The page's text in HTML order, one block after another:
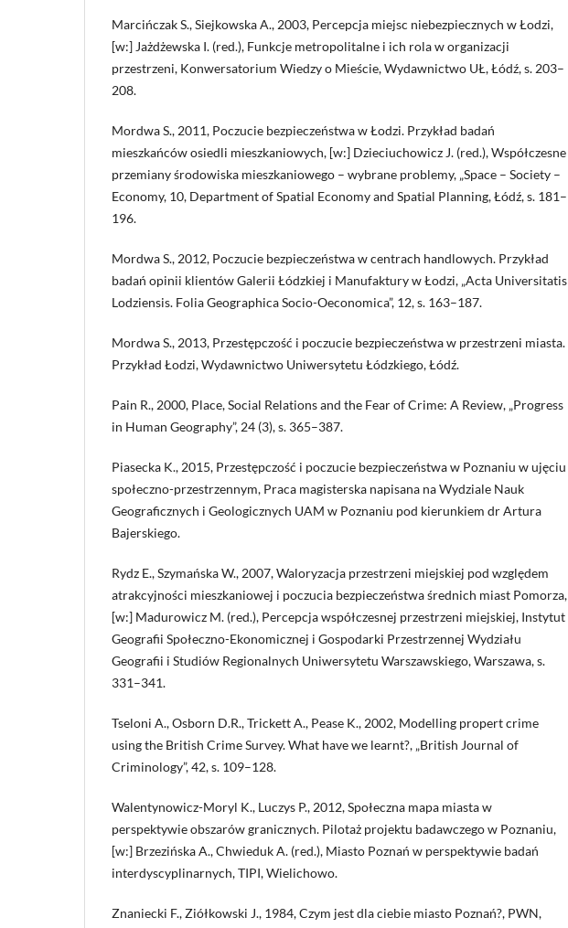
Marcińczak S., Siejkowska A., 2003, Percepcja miejsc niebezpiecznych w Łodzi,
[w:] Jażdżewska I. (red.), Funkcje metropolitalne i ich rola w organizacji
przestrzeni, Konwersatorium Wiedzy o Mieście, Wydawnictwo UŁ, Łódź, s. 203–
208.
Mordwa S., 2011, Poczucie bezpieczeństwa w Łodzi. Przykład badań
mieszkańców osiedli mieszkaniowych, [w:] Dzieciuchowicz J. (red.), Współczesne
przemiany środowiska mieszkaniowego – wybrane problemy, „Space – Society –
Economy, 10, Department of Spatial Economy and Spatial Planning, Łódź, s. 181–
196.
Mordwa S., 2012, Poczucie bezpieczeństwa w centrach handlowych. Przykład
badań opinii klientów Galerii Łódzkiej i Manufaktury w Łodzi, „Acta Universitatis
Lodziensis. Folia Geographica Socio-Oeconomica”, 12, s. 163–187.
Mordwa S., 2013, Przestępczość i poczucie bezpieczeństwa w przestrzeni miasta.
Przykład Łodzi, Wydawnictwo Uniwersytetu Łódzkiego, Łódź.
Pain R., 2000, Place, Social Relations and the Fear of Crime: A Review, „Progress
in Human Geography”, 24 (3), s. 365–387.
Piasecka K., 2015, Przestępczość i poczucie bezpieczeństwa w Poznaniu w ujęciu
społeczno-przestrzennym, Praca magisterska napisana na Wydziale Nauk
Geograficznych i Geologicznych UAM w Poznaniu pod kierunkiem dr Artura
Bajerskiego.
Rydz E., Szymańska W., 2007, Waloryzacja przestrzeni miejskiej pod względem
atrakcyjności mieszkaniowej i poczucia bezpieczeństwa średnich miast Pomorza,
[w:] Madurowicz M. (red.), Percepcja współczesnej przestrzeni miejskiej, Instytut
Geografii Społeczno-Ekonomicznej i Gospodarki Przestrzennej Wydziału
Geografii i Studiów Regionalnych Uniwersytetu Warszawskiego, Warszawa, s.
331–341.
Tseloni A., Osborn D.R., Trickett A., Pease K., 2002, Modelling propert crime
using the British Crime Survey. What have we learnt?, „British Journal of
Criminology”, 42, s. 109–128.
Walentynowicz-Moryl K., Luczys P., 2012, Społeczna mapa miasta w
perspektywie obszarów granicznych. Pilotaż projektu badawczego w Poznaniu,
[w:] Brzezińska A., Chwieduk A. (red.), Miasto Poznań w perspektywie badań
interdyscyplinarnych, TIPI, Wielichowo.
Znaniecki F., Ziółkowski J., 1984, Czym jest dla ciebie miasto Poznań?, PWN,